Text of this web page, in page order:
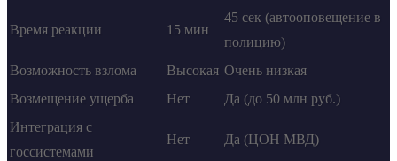
Время реакции 15 мин
45 сек (автооповещение в
полицию)
Возможность взлома
Высокая Очень низкая
Возмещение ущерба
Нет
Да (до 50 млн руб.)
Интеграция с
госсистемами
Нет Да (ЦОН МВД)